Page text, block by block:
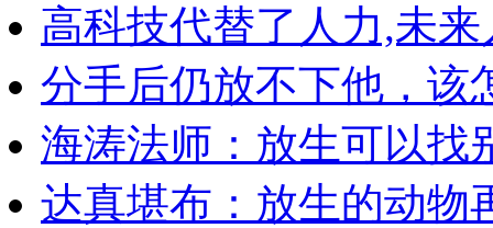
高科技代替了人力,未
分手后仍放不下他，该
海涛法师：放生可以找
达真堪布：放生的动物